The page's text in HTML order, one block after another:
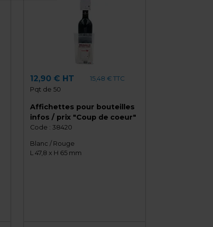
12,90 € HT
15,48 € TTC
Pqt de 50
Affichettes pour bouteilles
infos / prix "Coup de coeur"
Code : 38420
Blanc / Rouge
L 47,8 x H 65 mm